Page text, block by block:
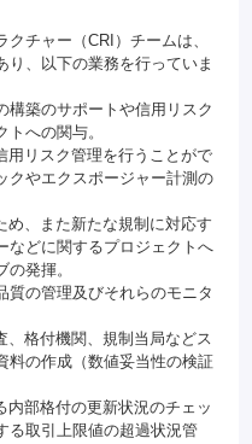
チャー（CRI）チームは、
り、以下の業務を行っていま
構築のサポートや信用リスク
への関与。
リスク管理を行うことがで
クやエクスポージャー計測の
、また新たな規制に対応す
などに関するプロジェクトへ
発揮。
質の管理及びそれらのモニタ
格付機関、規制当局などス
料の作成（数値妥当性の検証
部格付の更新状況のチェッ
る取引上限値の超過状況管